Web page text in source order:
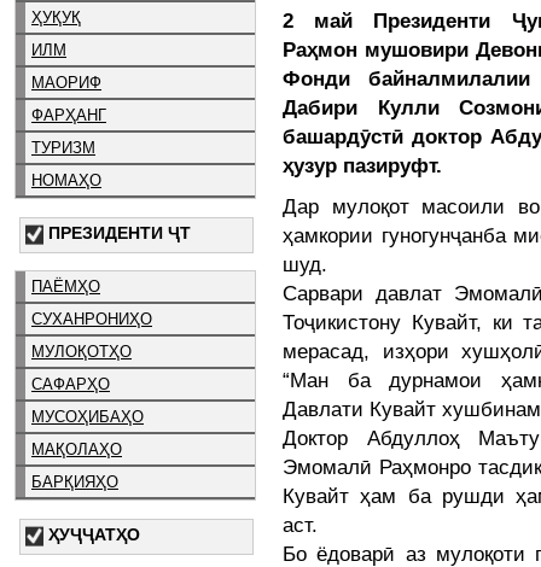
ҲУҚУҚ
ИЛМ
МАОРИФ
ФАРҲАНГ
ТУРИЗМ
НОМАҲО
ПРЕЗИДЕНТИ ҶТ
ПАЁМҲО
СУХАНРОНИҲО
МУЛОҚОТҲО
САФАРҲО
МУСОҲИБАҲО
МАҚОЛАҲО
БАРҚИЯҲО
ҲУҶҶАТҲО
2 май Президенти
Раҳмон мушовири
Фонди
Дабири Кулли
башардӯстӣ доктор
ҳузур пазируфт.
Дар мулоқот масоили
ҳамкории гуногунҷанба
шуд.
Сарвари давлат
Тоҷикистону Кувайт, ки
мерасад, изҳори
“Ман ба дурнамои
Давлати Кувайт
Доктор Абдуллоҳ
Эмомалӣ Раҳмонро
Кувайт ҳам ба рушди
аст.
Бо ёдоварӣ аз мулоқоти